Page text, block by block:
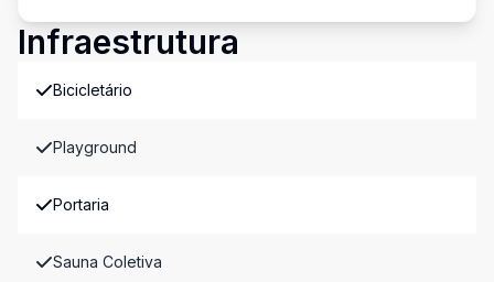
Infraestrutura
Bicicletário
Playground
Portaria
Sauna Coletiva